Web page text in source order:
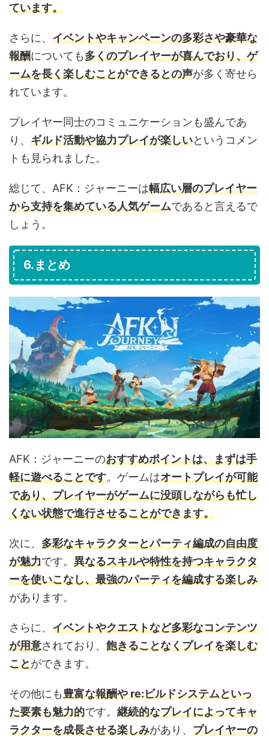
ています。
さらに、 イベントやキャンペーンの多彩さや豪華な
報酬についても多くのプレイヤーが喜んでおり、ゲ
ームを長く楽しむことができるとの声が多く寄せら
れています。
プレイヤー同士のコミュニケーションも盛んであ
り、 ギルド活動や協力プレイが楽しいというコメン
トも見られました。
総じて、AFK：ジャーニーは幅広い層のプレイヤー
から支持を集めている人気ゲームであると言えるで
しょう。
6.まとめ
AFK：ジャーニーのおすすめポイントは、まずは手
軽に遊べることです。ゲームはオートプレイが可能
であり、プレイヤーがゲームに没頭しながらも忙し
くない状態で進行させることができます。
次に、 多彩なキャラクターとパーティ編成の自由度
が魅力です。 異なるスキルや特性を持つキャラクタ
ーを使いこなし、最強のパーティを編成する楽しみ
があります。
さらに、 イベントやクエストなど多彩なコンテンツ
が用意されており、 飽きることなくプレイを楽しむ
ことができます。
その他にも豊富な報酬や re:ビルドシステムといっ
た要素も魅力的です。 継続的なプレイによってキャ
ラクターを成長させる楽しみがあり、 プレイヤーの